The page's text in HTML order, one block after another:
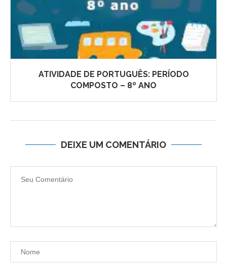
ATIVIDADE DE PORTUGUÊS: PERÍODO
COMPOSTO – 8º ANO
DEIXE UM COMENTÁRIO